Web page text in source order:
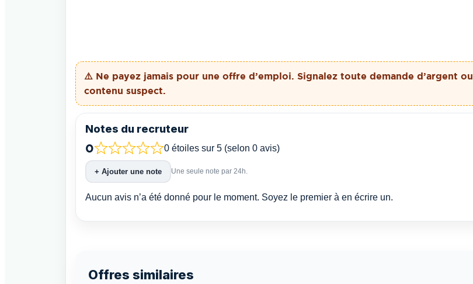
⚠️ Ne payez jamais pour une offre d’emploi. Signalez toute demande d’argent ou
contenu suspect.
Notes du recruteur
0 0 étoiles sur 5 (selon 0 avis)
+ Ajouter une note Une seule note par 24h.
Aucun avis n’a été donné pour le moment. Soyez le premier à en écrire un.
Offres similaires